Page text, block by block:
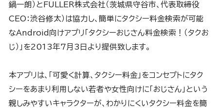
鍋一朗）とFULLER株式会社（茨城県守谷市、代表取締役
CEO：渋谷修太）は協力し、簡単にタクシー料金検索が可能
なAndroid向けアプリ「タクシーおじさん料金検索！（タクお
じ）」を2013年7月3日より提供致します。
本アプリは、「可愛く計算、タクシー料金」をコンセプトにタク
シーをあまり利用しない若者や女性向けに「おじさん」という
親しみやすいキャラクターが、わかりにくいタクシー料金を簡